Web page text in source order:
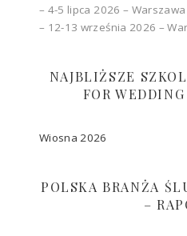
– 4-5 lipca 2026 – Warszawa
– 12-13 września 2026 –
NAJBLIŻSZE
FOR
Wiosna 2026
POLSKA BRANŻA
–